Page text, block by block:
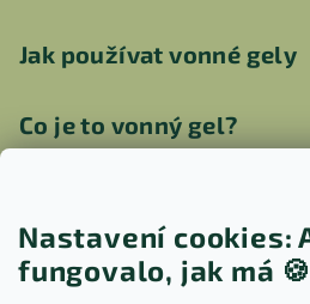
Nastavení cookies:
fungovalo, jak má 🍪
Jak používat vonné gely
Co je to vonný gel?
Jak vybrat správnou
náladu